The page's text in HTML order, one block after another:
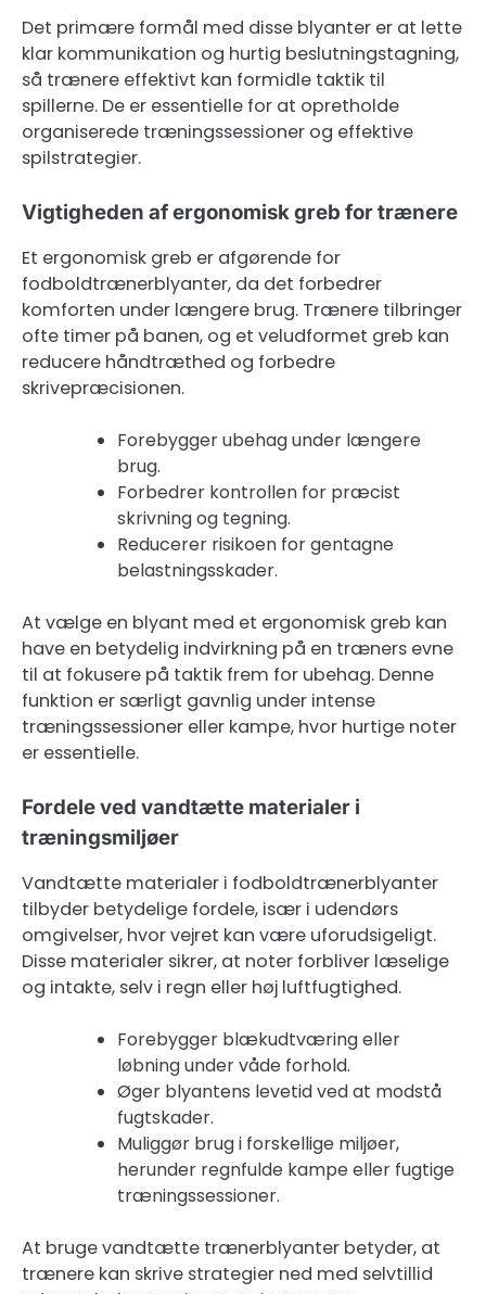
Det primære formål med disse blyanter er at lette
klar kommunikation og hurtig beslutningstagning,
så trænere effektivt kan formidle taktik til
spillerne. De er essentielle for at opretholde
organiserede træningssessioner og effektive
spilstrategier.
Vigtigheden af ergonomisk greb for trænere
Et ergonomisk greb er afgørende for
fodboldtrænerblyanter, da det forbedrer
komforten under længere brug. Trænere tilbringer
ofte timer på banen, og et veludformet greb kan
reducere håndtræthed og forbedre
skrivepræcisionen.
Forebygger ubehag under længere
brug.
Forbedrer kontrollen for præcist
skrivning og tegning.
Reducerer risikoen for gentagne
belastningsskader.
At vælge en blyant med et ergonomisk greb kan
have en betydelig indvirkning på en træners evne
til at fokusere på taktik frem for ubehag. Denne
funktion er særligt gavnlig under intense
træningssessioner eller kampe, hvor hurtige noter
er essentielle.
Fordele ved vandtætte materialer i
træningsmiljøer
Vandtætte materialer i fodboldtrænerblyanter
tilbyder betydelige fordele, især i udendørs
omgivelser, hvor vejret kan være uforudsigeligt.
Disse materialer sikrer, at noter forbliver læselige
og intakte, selv i regn eller høj luftfugtighed.
Forebygger blækudtværing eller
løbning under våde forhold.
Øger blyantens levetid ved at modstå
fugtskader.
Muliggør brug i forskellige miljøer,
herunder regnfulde kampe eller fugtige
træningssessioner.
At bruge vandtætte trænerblyanter betyder, at
trænere kan skrive strategier ned med selvtillid